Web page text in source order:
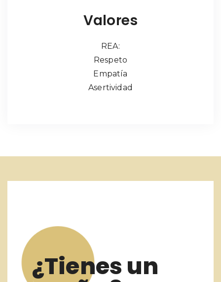
Valores
REA:
Respeto
Empatía
Asertividad
¿Tienes un